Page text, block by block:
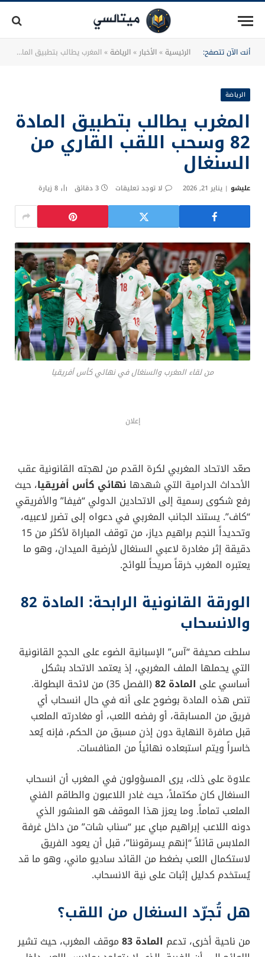
أنت الآن تتصفح: الرئيسية»الأخبار »الرياضة»المغرب يطالب بتطبيق المادة 82 وسحب اللقب القاري من السنغال
الرياضة
المغرب يطالب بتطبيق المادة
82 وسحب اللقب القاري من
السنغال
عليشو يناير 21, 2026 لا توجد تعليقات 3 دقائق 8 زيارة
من لقاء المغرب والسنغال في نهائي كأس أفريقيا
إعلان
صعّد الاتحاد المغربي لكرة القدم من لهجته القانونية عقب
الأحداث الدرامية التي شهدها نهائي كأس أفريقيا، حيث
رفع شكوى رسمية إلى الاتحادين الدولي “فيفا” والأفريقي
“كاف”. يستند الجانب المغربي في دعواه إلى تضرر لاعبيه،
وتحديداً النجم براهيم دياز، من توقف المباراة لأكثر من 15
دقيقة إثر مغادرة لاعبي السنغال لأرضية الميدان، وهو ما
يعتبره المغرب خرقاً صريحاً للوائح.
الورقة القانونية الرابحة: المادة 82
والانسحاب
سلطت صحيفة “آس” الإسبانية الضوء على الحجج القانونية
التي يحملها الملف المغربي، إذ يعتمد الاتحاد بشكل
أساسي على المادة 82
(الفصل 35) من لائحة البطولة.
تنص هذه المادة بوضوح على أنه في حال انسحاب أي
فريق من المسابقة، أو رفضه اللعب، أو مغادرته الملعب
قبل صافرة النهاية دون إذن مسبق من الحكم، فإنه يُعد
خاسراً ويتم استبعاده نهائياً من المنافسات.
علاوة على ذلك، يرى المسؤولون في المغرب أن انسحاب
السنغال كان مكتملاً، حيث غادر اللاعبون والطاقم الفني
الملعب تماماً. وما يعزز هذا الموقف هو المنشور الذي
دونه اللاعب إبراهيم مباي عبر “سناب شات” من داخل غرفة
الملابس قائلاً “إنهم يسرقوننا”، قبل أن يعود الفريق
لاستكمال اللعب بضغط من القائد ساديو ماني، وهو ما قد
يُستخدم كدليل إثبات على نية الانسحاب.
هل تُجرّد السنغال من اللقب؟
من ناحية أخرى، تدعم المادة 83
موقف المغرب، حيث تشير